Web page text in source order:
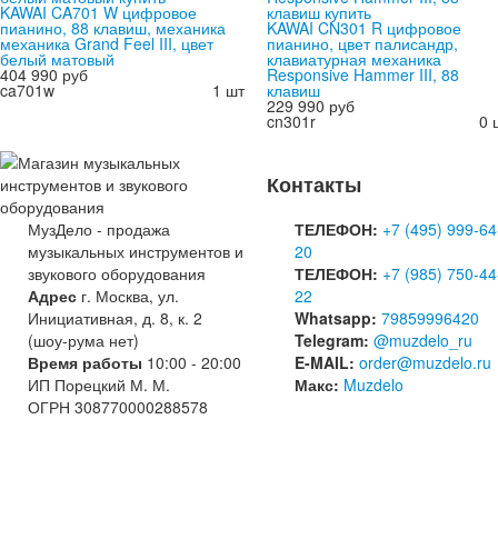
KAWAI CA701 W цифровое
пианино, 88 клавиш, механика
механика Grand Feel III, цвет
белый матовый
404 990 руб
1 шт
ca701w
KAWAI CN301 R цифровое
пианино, цвет палисандр,
клавиатурная механика
Responsive Hammer III, 88
клавиш
229 990 руб
0
cn301r
МузДело - продажа
музыкальных инструментов и
звукового оборудования
Адрес г. Москва, ул.
Инициативная, д. 8, к. 2
(шоу-рума нет)
Время работы 10:00 - 20:00
ИП Порецкий М. М.
ОГРН 308770000288578
Контакты
ТЕЛЕФОН: +7 (495) 999-
20
ТЕЛЕФОН: +7 (985) 750-
22
Whatsapp: 79859996420
Telegram: @muzdelo_ru
E-MAIL: order@muzdelo.ru
Макс: Muzdelo